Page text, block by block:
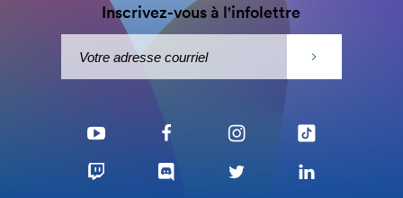
Inscrivez-vous à l'infolettre